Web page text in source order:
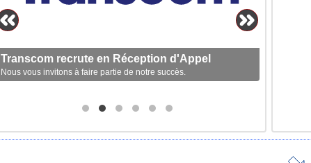
Transcom recrute en Réception d'Appel
Nous vous invitons à faire partie de notre succès.